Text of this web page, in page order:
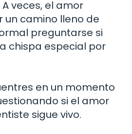
A veces, el amor
un camino lleno de
preguntarse si
chispa especial por
en un momento
si el amor
sigue vivo.